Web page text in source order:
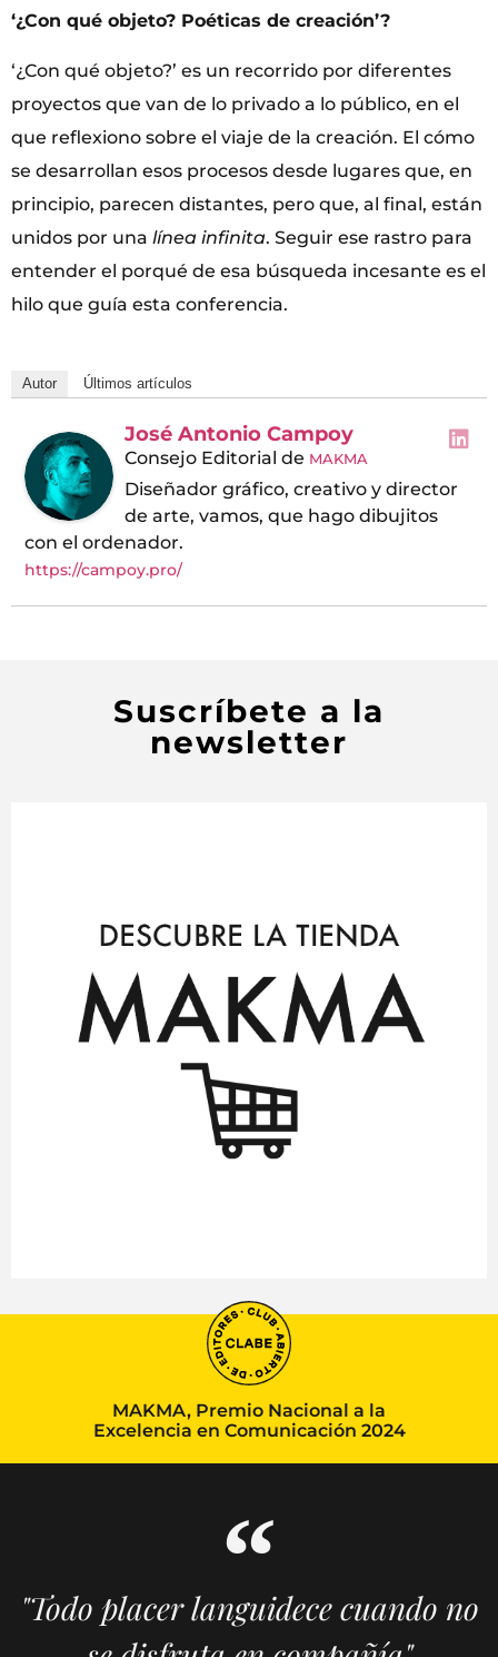
‘¿Con qué objeto? Poéticas de creación’?
‘¿Con qué objeto?’ es un recorrido por diferentes
proyectos que van de lo privado a lo público, en el
que reflexiono sobre el viaje de la creación. El cómo
se desarrollan esos procesos desde lugares que, en
principio, parecen distantes, pero que, al final, están
unidos por una línea infinita. Seguir ese rastro para
entender el porqué de esa búsqueda incesante es el
hilo que guía esta conferencia.
Autor Últimos artículos
José Antonio Campoy
Consejo Editorial de MAKMA
Diseñador gráfico, creativo y director
de arte, vamos, que hago dibujitos
con el ordenador.
https://campoy.pro/
Suscríbete a la
newsletter
MAKMA, Premio Nacional a la
Excelencia en Comunicación 2024
"Todo placer languidece cuando no